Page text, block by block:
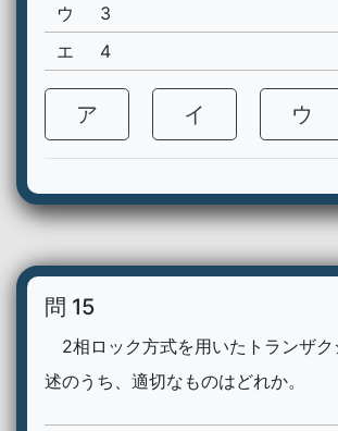
ウ
3
エ
4
ア イ ウ
問 15
2相ロック方式を用いたトランザ
述のうち、適切なものはどれか。